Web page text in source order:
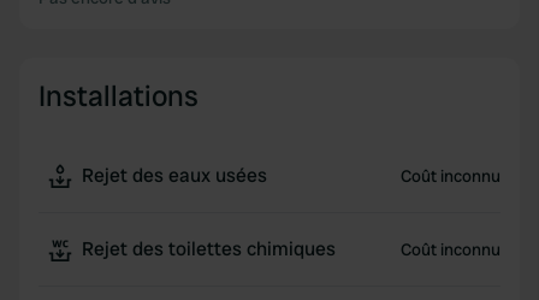
Installations
Rejet des eaux usées Coût inconnu
Rejet des toilettes chimiques Coût inconnu